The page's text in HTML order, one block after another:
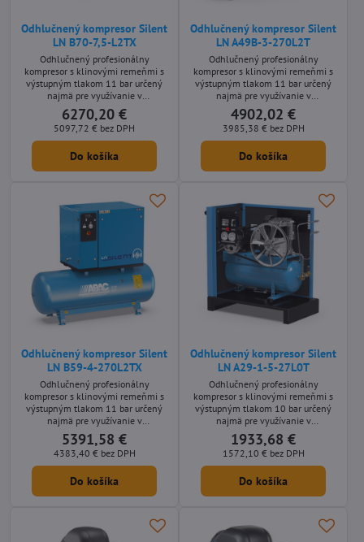
Odhlučnený kompresor Silent
LN B70-7,5-L2TX
Odhlučnený profesionálny
kompresor s klinovými remeňmi s
výstupným tlakom 11 bar určený
najmä pre využívanie v
remeselníckych aplikáciách s
nárokmi na nízku hlučnosť stroja.
Stacionárne olejom mazané
prevedení s príkonom motora 7,5
kW a s prepínačom hviezda-
6270,20 €
5097,72 € bez DPH
Do košíka
Odhlučnený kompresor Silent
LN A49B-3-270L2T
Odhlučnený profesionálny
kompresor s klinovými remeňmi s
výstupným tlakom 11 bar určený
najmä pre využívanie v
remeselníckych aplikáciách s
nárokmi na nízku hlučnosť stroja.
Stacionárne olejom mazané
prevedení s príkonom motora 3 kW
so vzdušníkom o objeme 270 litrov.
4902,02 €
3985,38 € bez DPH
Do košíka
Odhlučnený kompresor Silent
LN B59-4-270L2TX
Odhlučnený profesionálny
kompresor s klinovými remeňmi s
výstupným tlakom 11 bar určený
najmä pre využívanie v
remeselníckych aplikáciách s
nárokmi na nízku hlučnosť stroja.
Stacionárne olejom mazané
prevedení s príkonom motora 4 kW,
s prepínačom hviezda-trojuholník a
so vzdušníkom o objeme 270 litrov.
5391,58 €
4383,40 € bez DPH
Do košíka
Odhlučnený kompresor Silent
LN A29-1-5-27L0T
Odhlučnený profesionálny
kompresor s klinovými remeňmi s
výstupným tlakom 10 bar určený
najmä pre využívanie v
remeselníckych aplikáciách s
nárokmi na nízku hlučnosť stroja.
Stacionárne olejom mazané
prevedení s príkonom motora 1,5
kW s integrovaným vzdušníkom o
objeme 27 litrov v skrini stroja.
1933,68 €
1572,10 € bez DPH
Do košíka